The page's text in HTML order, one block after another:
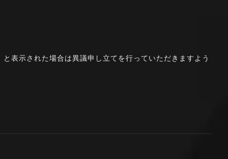
表示された場合は異議申し立てを行っていただきますよう